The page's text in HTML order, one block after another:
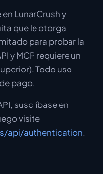
LunarCrush y
que le otorga
para probar la
y MCP requiere un
Todo uso
pago.
suscríbase en
visite
api/authentication.